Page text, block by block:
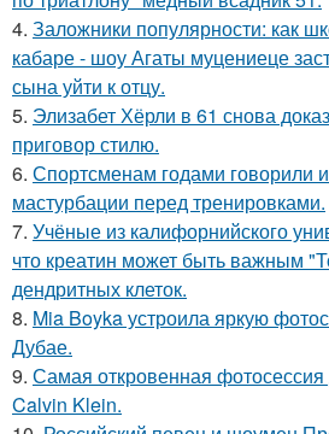
4. Заложники популярности: как
кабаре - шоу Агаты муцениеце
сына уйти к отцу.
5. Элизабет Хёрли в 61 снова
приговор стилю.
6. Спортсменам годами говорили
мастурбации перед тренировками.
7. Учёные из калифорнийского
что креатин может быть важным
дендритных клеток.
8. Mia Boyka устроила яркую
Дубае.
9. Самая откровенная
Calvin Klein.